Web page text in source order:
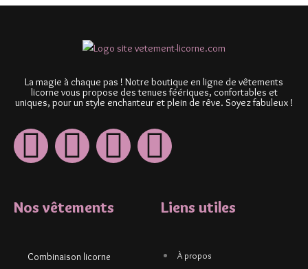
La magie à chaque pas ! Notre boutique en ligne de vêtements
licorne vous propose des tenues féériques, confortables et
uniques, pour un style enchanteur et plein de rêve. Soyez fabuleux !
Nos vêtements
Combinaison licorne
Liens utiles
À propos